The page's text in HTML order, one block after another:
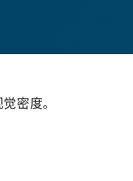
密度。